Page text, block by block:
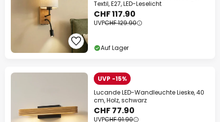
Textil, E27, LED-Leselicht
CHF 117.90
UVPCHF 129.90
Auf Lager
UVP -15%
Lucande LED-Wandleuchte Lieske, 40
cm, Holz, schwarz
CHF 77.90
UVPCHF 91.90